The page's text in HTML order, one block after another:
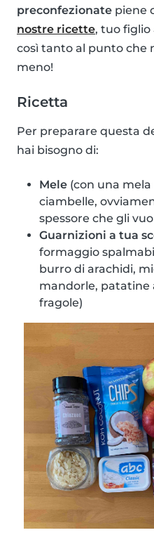
preconfezionate piene
nostre ricette, tuo figlio
così tanto al punto che
meno!
Ricetta
Per preparare questa
hai bisogno di:
Mele (con una mela
ciambelle,
spessore che gli
Guarnizioni a tua
formaggio
burro di arachidi,
mandorle, patatine
fragole)